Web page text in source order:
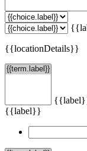
{{locationDetails}}
{{label}}